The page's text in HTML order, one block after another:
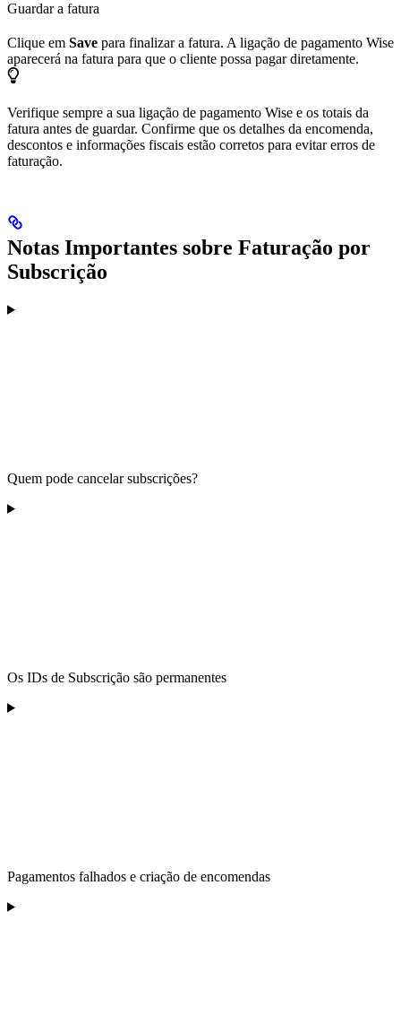
Guardar a fatura
Clique em Save para finalizar a fatura. A ligação de pagamento Wise
aparecerá na fatura para que o cliente possa pagar diretamente.
Verifique sempre a sua ligação de pagamento Wise e os totais da
fatura antes de guardar. Confirme que os detalhes da encomenda,
descontos e informações fiscais estão corretos para evitar erros de
faturação.
Notas Importantes sobre Faturação por
Subscrição
Quem pode cancelar subscrições?
Os IDs de Subscrição são permanentes
Pagamentos falhados e criação de encomendas